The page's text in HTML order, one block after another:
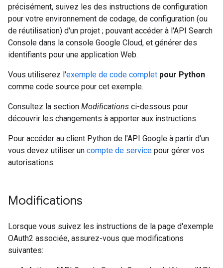
précisément, suivez les des instructions de configuration
pour votre environnement de codage, de configuration (ou
de réutilisation) d'un projet ; pouvant accéder à l'API Search
Console dans la console Google Cloud, et générer des
identifiants pour une application Web.
Vous utiliserez l'exemple de code complet pour Python
comme code source pour cet exemple.
Consultez la section Modifications ci-dessous pour
découvrir les changements à apporter aux instructions.
Pour accéder au client Python de l'API Google à partir d'un
vous devez utiliser un compte de service pour gérer vos
autorisations.
Modifications
Lorsque vous suivez les instructions de la page d'exemple
OAuth2 associée, assurez-vous que modifications
suivantes: